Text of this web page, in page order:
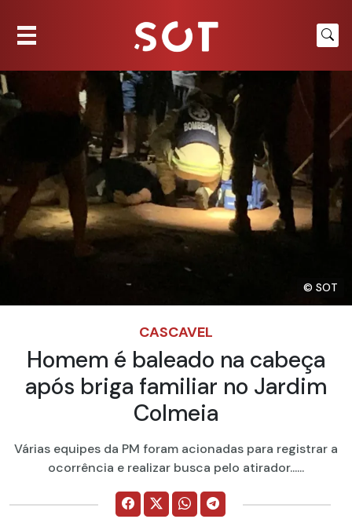
© SOT
CASCAVEL
Homem é baleado na cabeça
após briga familiar no Jardim
Colmeia
Várias equipes da PM foram acionadas para registrar a
ocorrência e realizar busca pelo atirador......